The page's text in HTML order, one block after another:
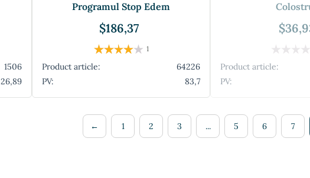
1506
26,89
Programul Stop Edem
$186,37
1
Product article:
64226
PV:
83,7
Product article:
PV:
← 1 2 3 ... 5 6 7